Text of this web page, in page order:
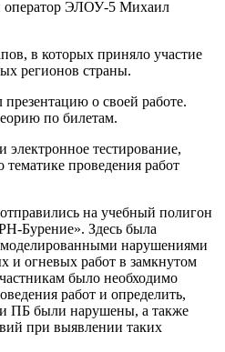
оператор ЭЛОУ-5 Михаил
в которых приняло участие
регионов страны.
о своей работе.
по билетам.
электронное тестирование,
тематике проведения работ
на учебный полигон
Бурение». Здесь была
нарушениями
и огневых работ в замкнутом
было необходимо
работ и определить,
ПБ были нарушены, а также
при выявлении таких